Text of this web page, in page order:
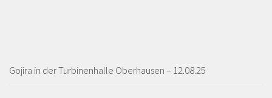
Gojira in der Turbinenhalle Oberhausen – 12.08.25